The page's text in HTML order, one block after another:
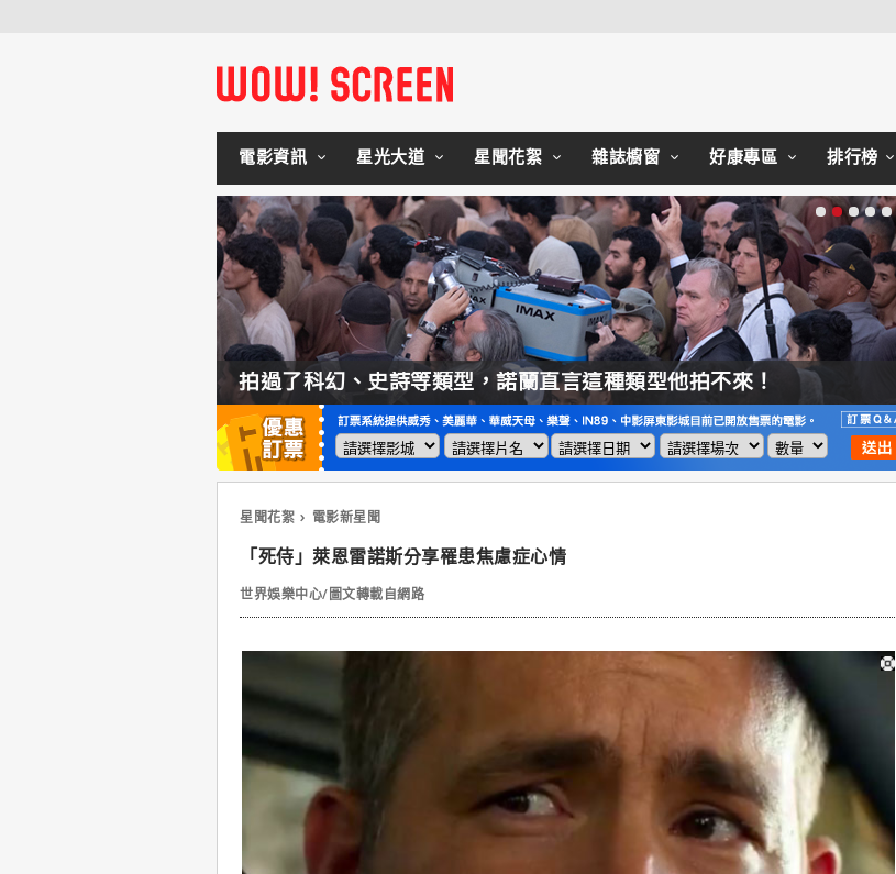
電影資訊 星光大道 星聞花絮 雜誌櫥窗 好康專區 排行榜
拍過了科幻、史詩等類型，諾蘭直言這種類型他拍不來！
星聞花絮 電影新星聞
「死侍」萊恩雷諾斯分享罹患焦慮症心情
世界娛樂中心/圖文轉載自網路